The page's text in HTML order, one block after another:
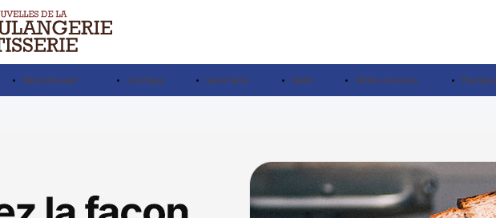
Rencontre avec… Juridique Savoir-faire Santé Petites annonces Boutique